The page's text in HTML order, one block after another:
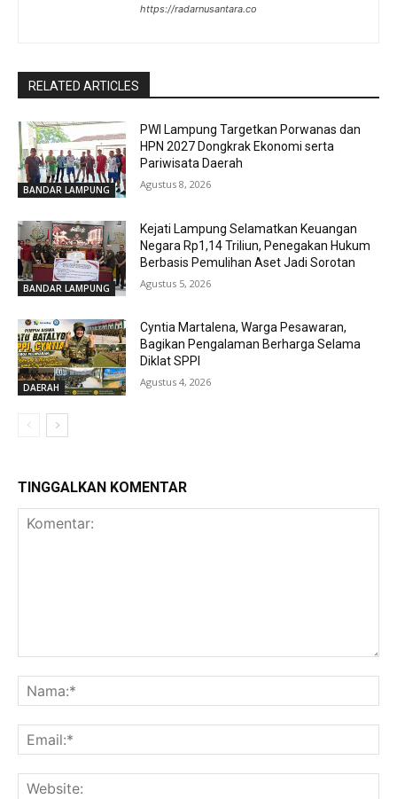
https://radarnusantara.co
RELATED ARTICLES
BANDAR LAMPUNG
PWI Lampung Targetkan Porwanas dan
HPN 2027 Dongkrak Ekonomi serta
Pariwisata Daerah
Agustus 8, 2026
BANDAR LAMPUNG
Kejati Lampung Selamatkan Keuangan
Negara Rp1,14 Triliun, Penegakan Hukum
Berbasis Pemulihan Aset Jadi Sorotan
Agustus 5, 2026
DAERAH
Cyntia Martalena, Warga Pesawaran,
Bagikan Pengalaman Berharga Selama
Diklat SPPI
Agustus 4, 2026
TINGGALKAN KOMENTAR